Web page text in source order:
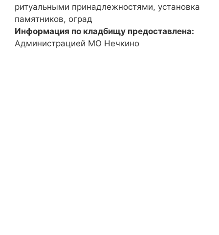
ритуальными принадлежностями, установка
памятников, оград
Информация по кладбищу предоставлена:
Администрацией МО Нечкино